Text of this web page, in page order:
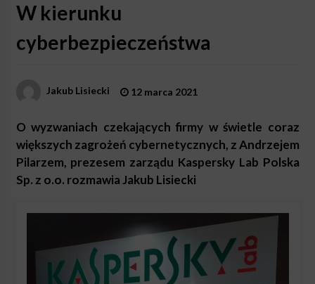
W kierunku
cyberbezpieczeństwa
Jakub Lisiecki 12 marca 2021
O wyzwaniach czekających firmy w świetle coraz
większych zagrożeń cybernetycznych, z Andrzejem
Pilarzem, prezesem zarządu Kaspersky Lab Polska
Sp. z o.o. rozmawia Jakub Lisiecki